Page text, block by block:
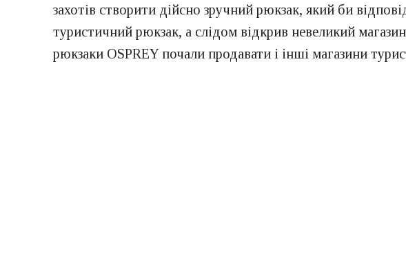
захотів створити дійсно зручний рюкзак, який би
туристичний рюкзак, а слідом відкрив невеликий
рюкзаки OSPREY почали продавати і інші магазини